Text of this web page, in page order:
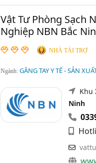
Vật Tư Phòng Sạch
Nghiệp NBN Bắc
NHÀ TÀI TRỢ
Ngành: GĂNG TAY Y TẾ - SẢN
Khu
Ninh